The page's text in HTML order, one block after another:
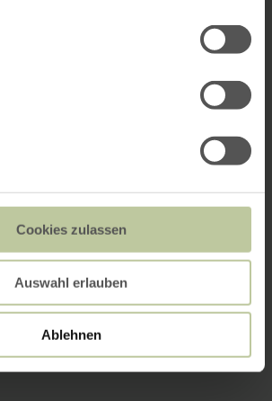
Cookies zulassen
Auswahl erlauben
Ablehnen